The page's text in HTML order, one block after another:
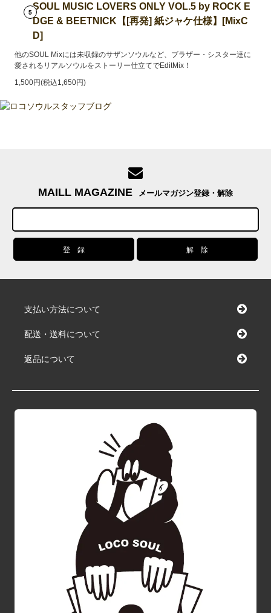
5
SOUL MUSIC LOVERS ONLY VOL.5 by ROCK E
DGE & BEETNICK【[再発] 紙ジャケ仕様】[MixC
D]
他のSOUL Mixには未収録のサザンソウルなど、ブラザー・シスター達に
愛されるリアルソウルをストーリー仕立てでEditMix！
1,500円(税込1,650円)
MAILL MAGAZINE メールマガジン登録・解除
支払い方法について
配送・送料について
返品について